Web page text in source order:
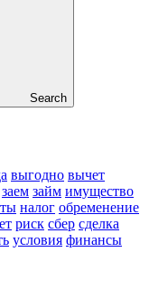
Search
выгодно вычет
заем займ имущество
налог обременение
риск сбер сделка
условия финансы